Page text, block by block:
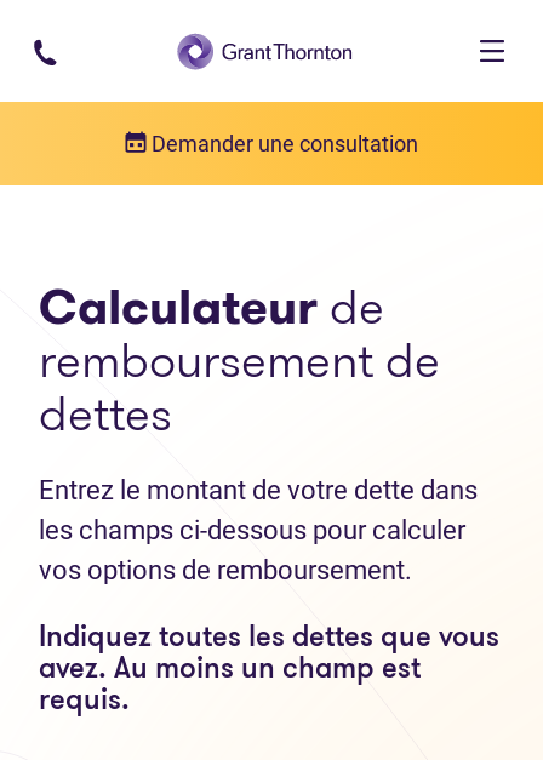
Passer au contenu principal
Demander une consultation
Calculateurde
remboursement de
dettes
Entrez le montant de votre dette dans
les champs ci-dessous pour calculer
vos options de remboursement.
Indiquez toutes les dettes que vous
avez. Au moins un champ est
requis.